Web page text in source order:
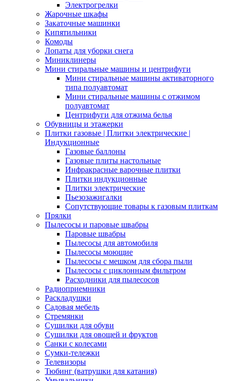
Электрогрелки
Жарочные шкафы
Закаточные машинки
Кипятильники
Комоды
Лопаты для уборки снега
Миниклинеры
Мини стиральные машины и центрифуги
Мини стиральные машины активаторного
типа полуавтомат
Мини стиральные машины с отжимом
полуавтомат
Центрифуги для отжима белья
Обувницы и этажерки
Плитки газовые | Плитки электрические |
Индукционные
Газовые баллоны
Газовые плиты настольные
Инфракрасные варочные плитки
Плитки индукционные
Плитки электрические
Пьезозажигалки
Сопутствующие товары к газовым плиткам
Прялки
Пылесосы и паровые швабры
Паровые швабры
Пылесосы для автомобиля
Пылесосы моющие
Пылесосы с мешком для сбора пыли
Пылесосы с циклонным фильтром
Расходники для пылесосов
Радиоприемники
Раскладушки
Садовая мебель
Стремянки
Сушилки для обуви
Сушилки для овощей и фруктов
Санки с колесами
Сумки-тележки
Телевизоры
Тюбинг (ватрушки для катания)